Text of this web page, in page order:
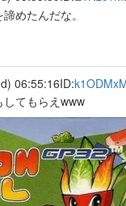
めたんだな。
06:55:16ID:
てもらえwww